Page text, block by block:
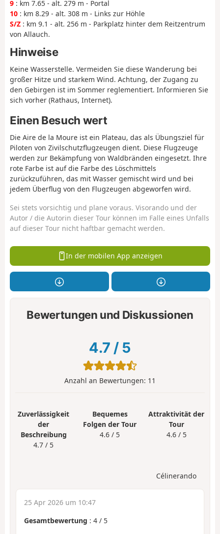
9 : km 7.65 - alt. 279 m - Portal
10 : km 8.29 - alt. 308 m - Links zur Höhle
S/Z : km 9.1 - alt. 256 m - Parkplatz hinter dem Reitzentrum
von Allauch.
Hinweise
Keine Wasserstelle. Vermeiden Sie diese Wanderung bei
großer Hitze und starkem Wind. Achtung, der Zugang zu
den Gebirgen ist im Sommer reglementiert. Informieren Sie
sich vorher (Rathaus, Internet).
Einen Besuch wert
Die Aire de la Moure ist ein Plateau, das als Übungsziel für
Piloten von Zivilschutzflugzeugen dient. Diese Flugzeuge
werden zur Bekämpfung von Waldbränden eingesetzt. Ihre
rote Farbe ist auf die Farbe des Löschmittels
zurückzuführen, das mit Wasser gemischt wird und bei
jedem Überflug von den Flugzeugen abgeworfen wird.
Sei stets vorsichtig und plane voraus. Visorando und der
Autor / die Autorin dieser Tour können im Falle eines Unfalls
auf dieser Tour nicht haftbar gemacht werden.
In der mobilen App anzeigen
Bewertungen und Diskussionen
4.7 / 5
Anzahl an Bewertungen: 11
Zuverlässigkeit
der
Beschreibung
4.7 / 5
Bequemes
Folgen der Tour
4.6 / 5
Attraktivität der
Tour
4.6 / 5
Célinerando
25 Apr 2026 um 10:47
Gesamtbewertung : 4 / 5